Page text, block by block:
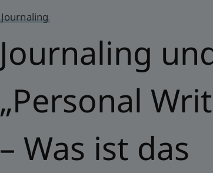
Journaling
Journaling
„Personal
– Was ist das